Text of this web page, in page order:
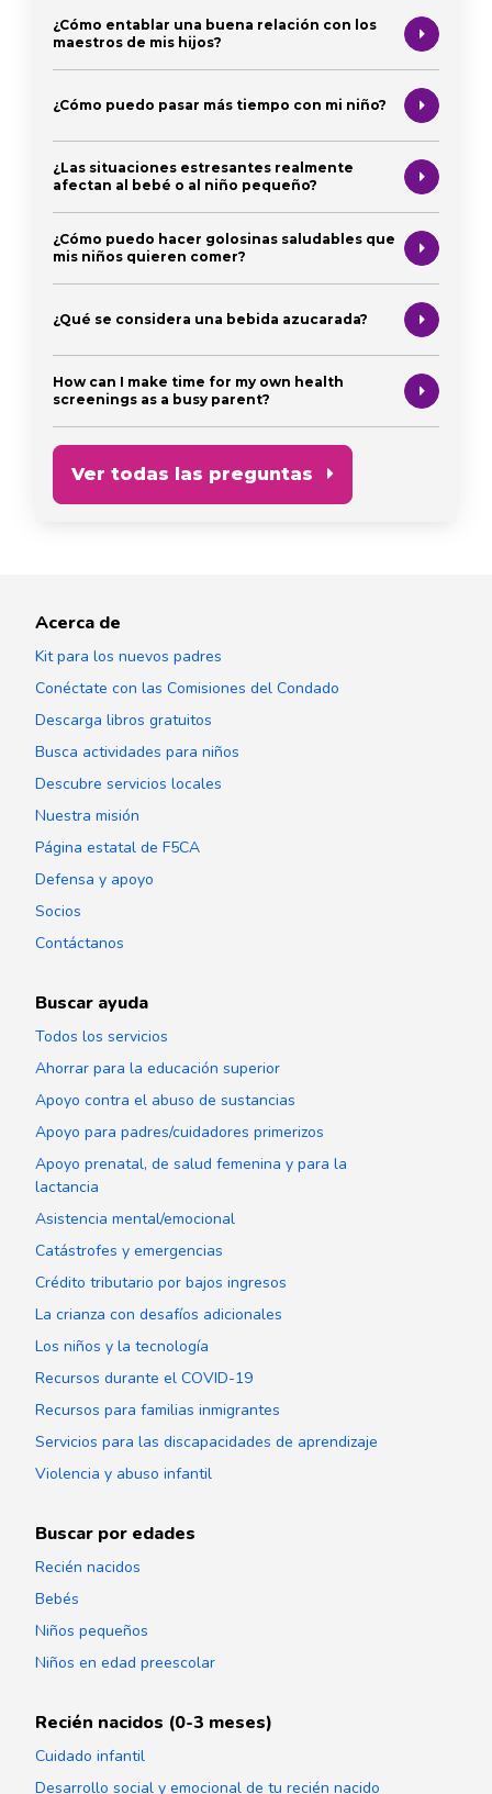
¿Cómo entablar una buena relación con los
maestros de mis hijos?
¿Cómo puedo pasar más tiempo con mi niño?
¿Las situaciones estresantes realmente
afectan al bebé o al niño pequeño?
¿Cómo puedo hacer golosinas saludables que
mis niños quieren comer?
¿Qué se considera una bebida azucarada?
How can I make time for my own health
screenings as a busy parent?
Ver todas las preguntas
Acerca de
Kit para los nuevos padres
Conéctate con las Comisiones del Condado
Descarga libros gratuitos
Busca actividades para niños
Descubre servicios locales
Nuestra misión
Página estatal de F5CA
Defensa y apoyo
Socios
Contáctanos
Buscar ayuda
Todos los servicios
Ahorrar para la educación superior
Apoyo contra el abuso de sustancias
Apoyo para padres/cuidadores primerizos
Apoyo prenatal, de salud femenina y para la
lactancia
Asistencia mental/emocional
Catástrofes y emergencias
Crédito tributario por bajos ingresos
La crianza con desafíos adicionales
Los niños y la tecnología
Recursos durante el COVID-19
Recursos para familias inmigrantes
Servicios para las discapacidades de aprendizaje
Violencia y abuso infantil
Buscar por edades
Recién nacidos
Bebés
Niños pequeños
Niños en edad preescolar
Recién nacidos (0-3 meses)
Cuidado infantil
Desarrollo social y emocional de tu recién nacido